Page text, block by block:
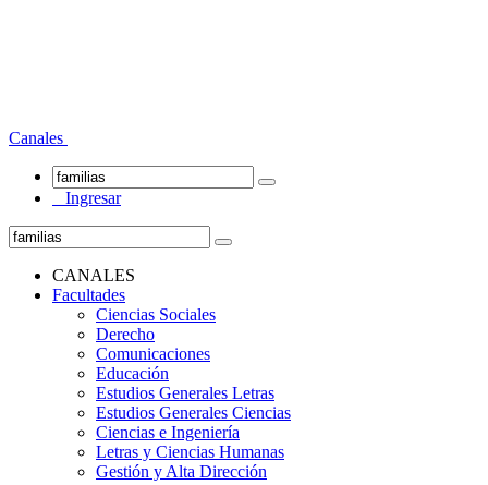
Canales
Ingresar
CANALES
Facultades
Ciencias Sociales
Derecho
Comunicaciones
Educación
Estudios Generales Letras
Estudios Generales Ciencias
Ciencias e Ingeniería
Letras y Ciencias Humanas
Gestión y Alta Dirección